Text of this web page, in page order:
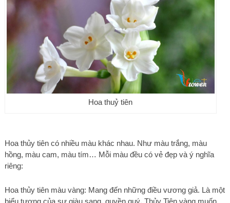
Hoa thuỷ tiên
Hoa thủy tiên có nhiều màu khác nhau. Như màu trắng, màu
hồng, màu cam, màu tím… Mỗi màu đều có vẻ đẹp và ý nghĩa
riêng:
Hoa thủy tiên màu vàng: Mang đến những điều vương giả. Là một
biểu tượng của sự giàu sang, quyền quý. Thủy Tiên vàng muốn